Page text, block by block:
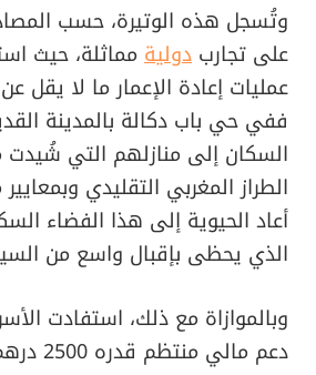
وتُسجل هذه الوتيرة، حسب
على تجارب دوليةمماثلة، حيث
عمليات إعادة الإعمار ما لا يقل
ففي حي باب دكالة بالمدينة
السكان إلى منازلهم التي
الطراز المغربي التقليدي
أعاد الحيوية إلى هذا الفضاء
الذي يحظى بإقبال واسع من
وبالموازاة مع ذلك، استفادت
دعم